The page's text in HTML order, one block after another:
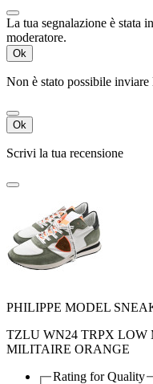
La tua segnalazione è stata
moderatore.
Ok
Non è stato possibile inviare
Ok
Scrivi la tua recensione
PHILIPPE MODEL
TZLU WN24 TRPX
MILITAIRE ORANGE
Rating forQuality